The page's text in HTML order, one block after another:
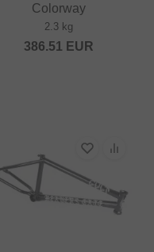
Colorway
2.3 kg
386.51 EUR